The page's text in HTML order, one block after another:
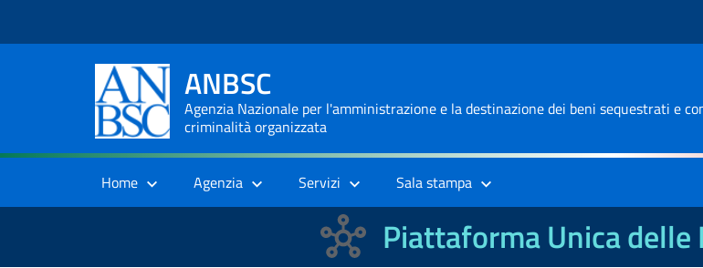
ANBSC
Agenzia Nazionale per l'amministrazione e la destinazione dei beni sequestrati e
criminalità organizzata
Home Agenzia Servizi Sala stampa
Piattaforma Unica delle